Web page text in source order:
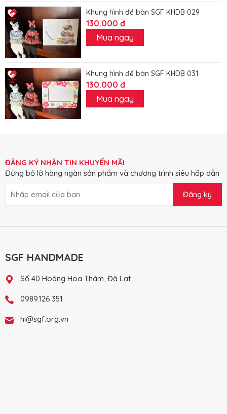
Khung hình để bàn SGF KHDB 029
130.000 đ
Mua ngay
Khung hình để bàn SGF KHDB 031
130.000 đ
Mua ngay
ĐĂNG KÝ NHẬN TIN KHUYẾN MÃI
Đừng bỏ lỡ hàng ngàn sản phẩm và chương trình siêu hấp dẫn
Đăng ký
SGF HANDMADE
Số 40 Hoàng Hoa Thám, Đà Lạt
0989.126.351
hi@sgf.org.vn